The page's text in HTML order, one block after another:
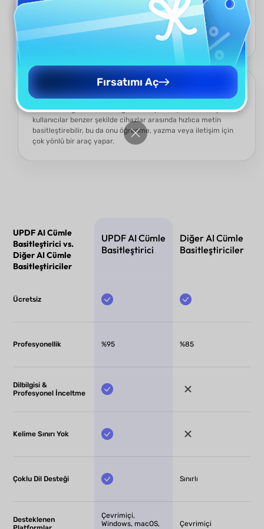
UPDF AI Cümle Basitleştirici, tek bir cümle, paragraf veya tam
belge olsun, ihtiyaçlarınıza uyum sağlar. Netlik, ton veya stil
için komutları ayarlayın, bu da onu öğrenciler, yazarlar ve
profesyoneller için ideal kılar.
Herkes İçin, Her Yerde Erişilebilir
Özel beceri gerektirmez—öğrenciler, profesyoneller ve çok dilli
kullanıcılar benzer şekilde cihazlar arasında hızlıca metin
basitleştirebilir, bu da onu öğrenme, yazma veya iletişim için
çok yönlü bir araç yapar.
UPDF AI Cümle
Basitleştirici vs.
Diğer AI Cümle
Basitleştiriciler
UPDF AI Cümle
Basitleştirici
Diğer AI Cümle
Basitleştiriciler
Ücretsiz
Profesyonellik %95 %85
Dilbilgisi &
Profesyonel İnceltme
Kelime Sınırı Yok
Çoklu Dil Desteği Sınırlı
Desteklenen
Çevrimiçi,
Windows, macOS,
Çevrimiçi
Fırsatımı Aç